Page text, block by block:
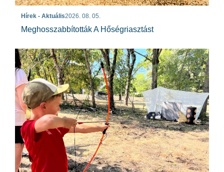
Hírek - Aktuális2026. 08. 05.
Meghosszabbították A Hőségriasztást